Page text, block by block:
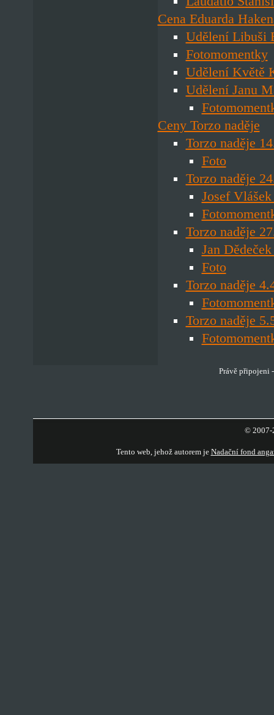
Cena Eduarda
Udělení Libuši
Fotomomentky
Udělení Květě
Udělení Janu
Ceny Torzo naděje
Torzo naděje
Foto
Torzo naděje
Josef
Torzo naděje
Jan
Foto
Torzo naděje
Torzo naděje
Právě připojeni
© 2007-
Tento web, jehož autorem je Nadační fond